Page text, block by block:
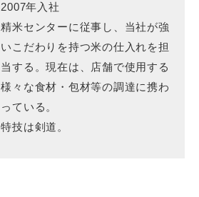
2007年入社
精米センターに従事し、当社が強
いこだわりを持つ米の仕入れを担
当する。現在は、店舗で使用する
様々な食材・包材等の調達に携わ
っている。
特技は剣道。